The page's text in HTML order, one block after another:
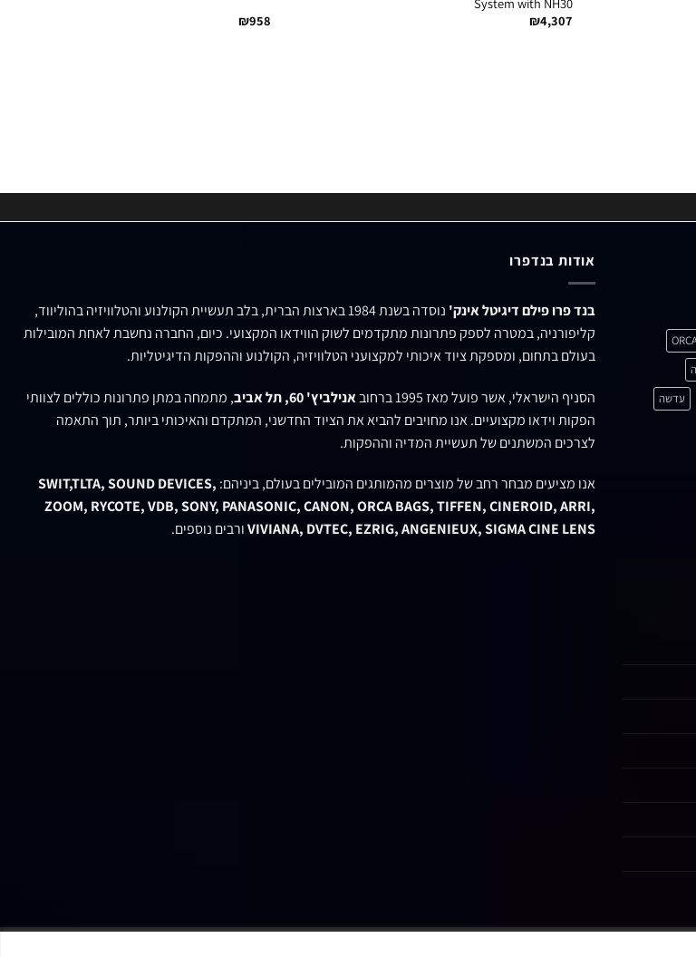
₪4,307
₪958
עדשה
אודות בנדפרו
בנד פרו פילם דיגיטל אינק'
נוסדה בשנת 1984 בארצות הברית, בלב תעשיית הקולנוע והטלוויזיה בהוליווד,
קליפורניה, במטרה לספק פתרונות מתקדמים לשוק הווידאו המקצועי. כיום, החברה נחשבת לאחת המובילות
בעולם בתחום, ומספקת ציוד איכותי למקצועני הטלוויזיה, הקולנוע וההפקות הדיגיטליות.
הסניף הישראלי, אשר פועל מאז 1995 ברחוב אנילביץ' 60, תל אביב
, מתמחה במתן פתרונות כוללים לצוותי
הפקות וידאו מקצועיים. אנו מחויבים להביא את הציוד החדשני, המתקדם והאיכותי ביותר, תוך התאמה
לצרכים המשתנים של תעשיית המדיה וההפקות.
אנו מציעים מבחר רחב של מוצרים מהמותגים המובילים בעולם, ביניהם: SWIT,TLTA, SOUND DEVICES,
ZOOM, RYCOTE, VDB, SONY, PANASONIC, CANON, ORCA BAGS, TIFFEN, CINEROID, ARRI,
VIVIANA, DVTEC, EZRIG, ANGENIEUX, SIGMA CINE LENSורבים נוספים.